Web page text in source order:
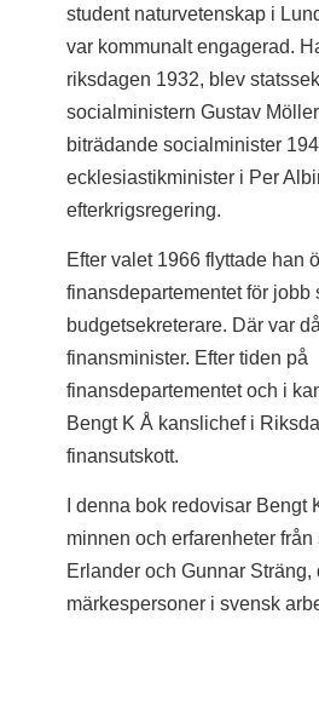
student naturvetenskap i
var kommunalt engagerad.
riksdagen 1932, blev
socialministern Gustav
biträdande socialminister
ecklesiastikminister i Per
efterkrigsregering.
Efter valet 1966 flyttade han
finansdepartementet för jobb
budgetsekreterare. Där var
finansminister. Efter tiden på
finansdepartementet och i
Bengt K Å kanslichef i
finansutskott.
I denna bok redovisar Bengt
minnen och erfarenheter från
Erlander och Gunnar Sträng,
märkespersoner i svensk